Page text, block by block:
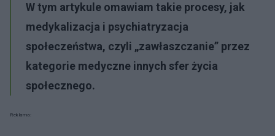
W tym artykule omawiam takie procesy, jak
medykalizacja i psychiatryzacja
społeczeństwa, czyli „zawłaszczanie” przez
kategorie medyczne innych sfer życia
społecznego.
Reklama: